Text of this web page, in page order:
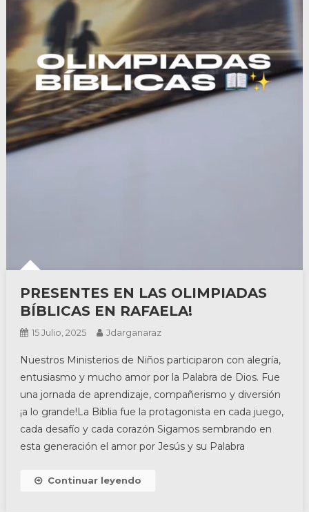
PRESENTES EN LAS OLIMPIADAS
BÍBLICAS EN RAFAELA!
15 Julio, 2025 Jdarganaraz
Nuestros Ministerios de Niños participaron con alegría,
entusiasmo y mucho amor por la Palabra de Dios. Fue
una jornada de aprendizaje, compañerismo y diversión
¡a lo grande!La Biblia fue la protagonista en cada juego,
cada desafío y cada corazón Sigamos sembrando en
esta generación el amor por Jesús y su Palabra
Continuar leyendo